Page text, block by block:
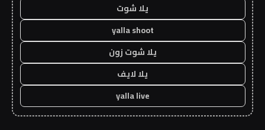
يلا شوت
yalla shoot
يلا شوت زون
يلا لايف
yalla live